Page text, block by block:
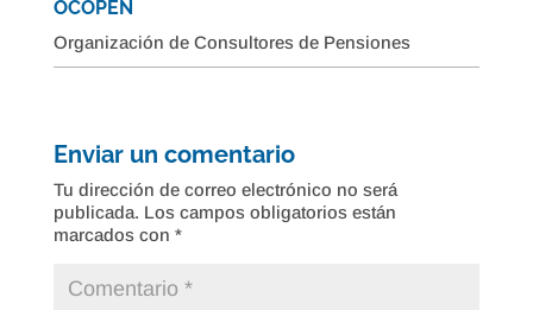
OCOPEN
Organización de Consultores de Pensiones
Enviar un comentario
Tu dirección de correo electrónico no será
publicada. Los campos obligatorios están
marcados con *